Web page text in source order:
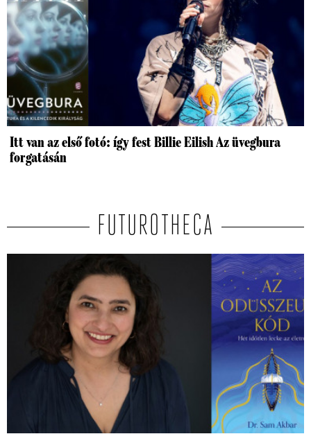
Itt van az első fotó: így fest Billie Eilish Az üvegbura
forgatásán
FUTUROTHECA